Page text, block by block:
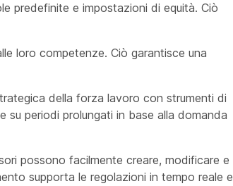
predefinite e impostazioni di equità. Ciò
loro competenze. Ciò garantisce una
della forza lavoro con strumenti di
periodi prolungati in base alla domanda
possono facilmente creare, modificare e
supporta le regolazioni in tempo reale e